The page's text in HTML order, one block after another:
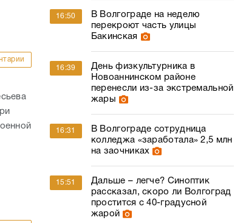
16:50
В Волгограде на неделю
перекроют часть улицы
Бакинская
16:39
День физкультурника в
Новоаннинском районе
перенесли из-за экстремальной
жары
16:31
В Волгограде сотрудница
колледжа «заработала» 2,5 млн
на заочниках
15:51
Дальше – легче? Синоптик
рассказал, скоро ли Волгоград
простится с 40-градусной
жарой